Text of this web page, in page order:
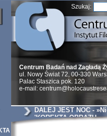
Szukaj:
Centrum Badań nad Zagładą
ul. Nowy Świat 72, 00-330
Palac Staszica pok. 120
e-mail:
DALEJ JEST NOC -
'KOREKTA OBRAZU«